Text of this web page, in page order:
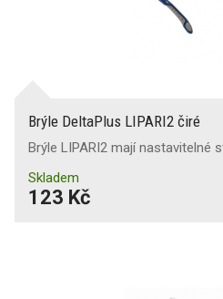
Brýle DeltaPlus LIPARI2 čiré
Brýle LIPARI2 mají nastavitelné
Skladem
123 Kč